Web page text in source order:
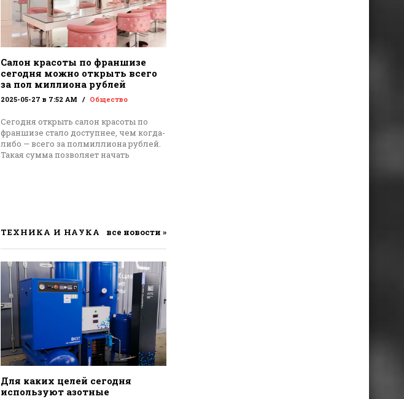
Салон красоты по франшизе
сегодня можно открыть всего
за пол миллиона рублей
2025-05-27 в 7:52 AM Общество
Сегодня открыть салон красоты по
франшизе стало доступнее, чем когда-
либо — всего за полмиллиона рублей.
Такая сумма позволяет начать
ТЕХНИКА И НАУКА все новости »
Для каких целей сегодня
используют азотные